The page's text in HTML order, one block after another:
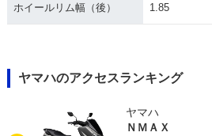
ホイールリム幅（後） 1.85
ヤマハのアクセスランキング
ヤマハ
ＮＭＡＸ